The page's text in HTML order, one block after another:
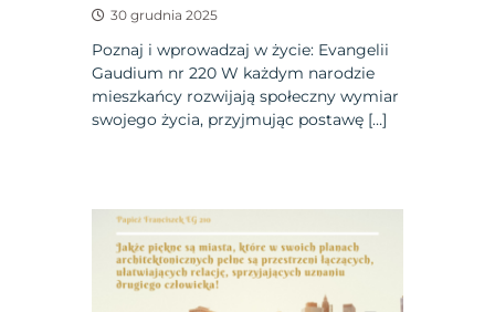
30 grudnia 2025
Poznaj i wprowadzaj w życie: Evangelii
Gaudium nr 220 W każdym narodzie
mieszkańcy rozwijają społeczny wymiar
swojego życia, przyjmując postawę […]